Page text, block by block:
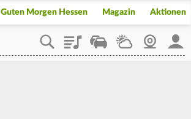
Guten Morgen Hessen Magazin Aktionen
PlaylistStaupilotWetterWebcam